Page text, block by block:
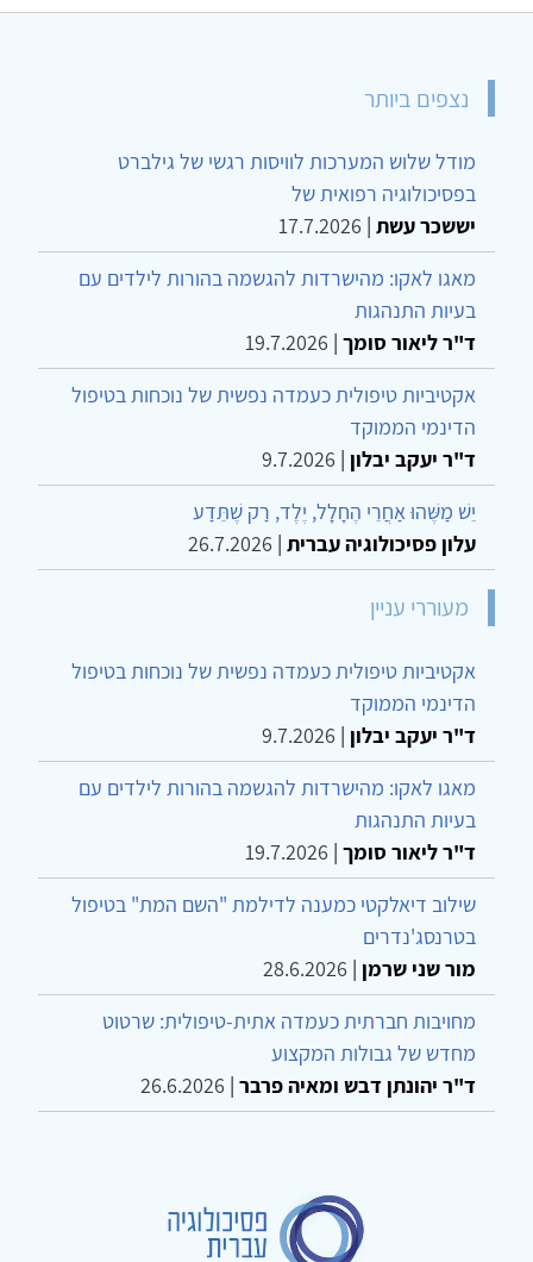
נצפים ביותר
מודל שלוש המערכות לוויסות רגשי של גילברט
בפסיכולוגיה רפואית של
יששכר עשת |
17.7.2026
מאגו לאקו: מהישרדות להגשמה בהורות לילדים עם
בעיות התנהגות
ד"ר ליאור סומך |
19.7.2026
אקטיביות טיפולית כעמדה נפשית של נוכחות בטיפול
הדינמי הממוקד
ד"ר יעקב יבלון |
9.7.2026
יֵשׁ מַשֶּׁהוּ אַחֲרֵי הֶחָלָל, יֶלֶד, רַק שֶׁתֵּדַע
עלון פסיכולוגיה עברית |
26.7.2026
מעוררי עניין
אקטיביות טיפולית כעמדה נפשית של נוכחות בטיפול
הדינמי הממוקד
ד"ר יעקב יבלון |
9.7.2026
מאגו לאקו: מהישרדות להגשמה בהורות לילדים עם
בעיות התנהגות
ד"ר ליאור סומך |
19.7.2026
שילוב דיאלקטי כמענה לדילמת "השם המת" בטיפול
בטרנסג'נדרים
מור שני שרמן |
28.6.2026
מחויבות חברתית כעמדה אתית-טיפולית: שרטוט
מחדש של גבולות המקצוע
ד"ר יהונתן דבש ומאיה פרבר |
26.6.2026